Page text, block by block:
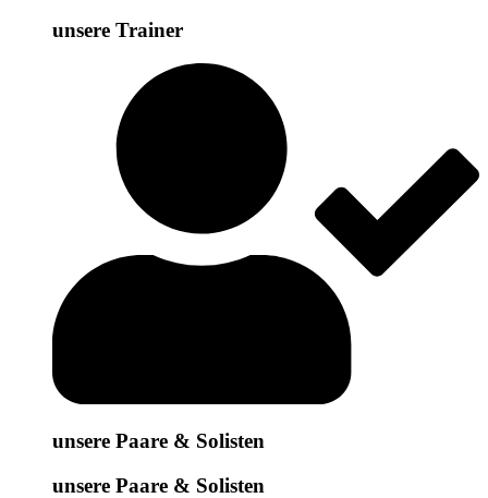
unsere Trainer
unsere Paare & Solisten
unsere Paare & Solisten